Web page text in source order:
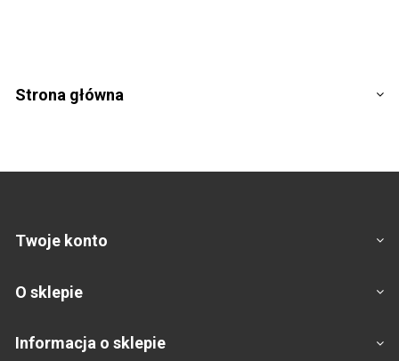
Strona główna
Twoje konto
O sklepie
Informacja o sklepie